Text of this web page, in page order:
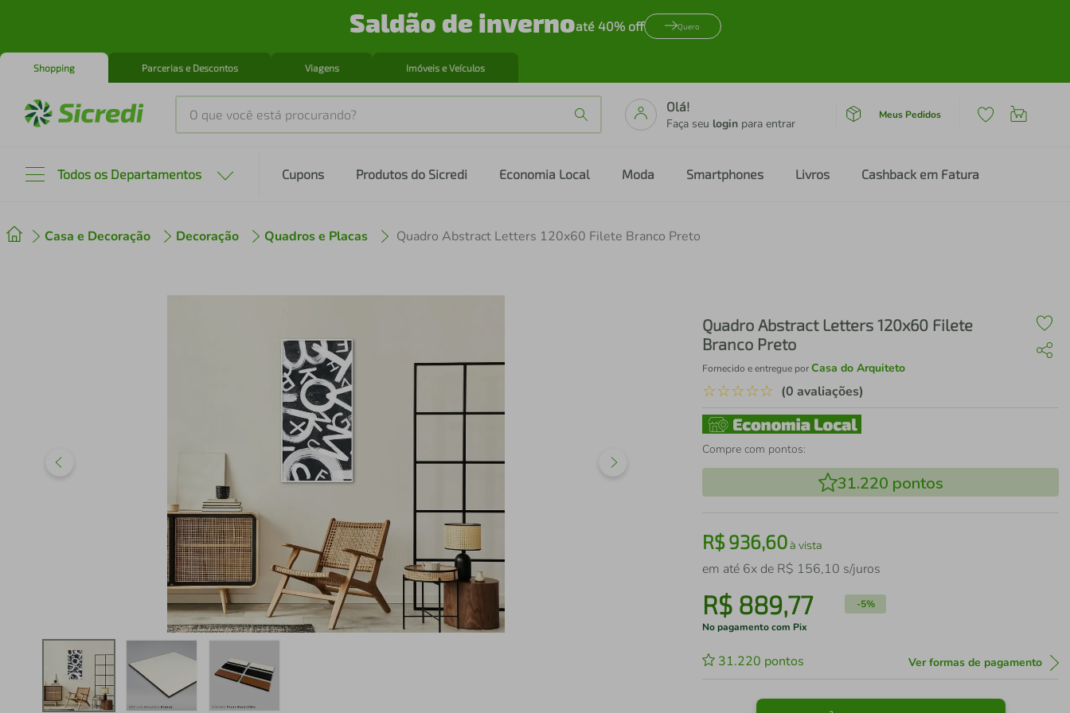
Saldão de invernoaté 40% off Quero
Shopping Parcerias e Descontos Viagens Imóveis e Veículos
O que você está procurando?
Olá!
Faça seu login para entrar
Meus Pedidos
Todos os Departamentos Cupons Produtos do Sicredi Economia Local Moda Smartphones Livros Cashback em Fatura
Casa e Decoração Decoração Quadros e Placas Quadro Abstract Letters 120x60 Filete Branco Preto
Quadro Abstract Letters 120x60 Filete
Branco Preto
Fornecido e entregue porCasa do Arquiteto
☆☆☆☆☆ (0 avaliações)
Compre com pontos:
31.220 pontos
R$936,60à vista
em até 6x de R$ 156,10 s/juros
R$ 889,77 -5%
No pagamento com Pix
31.220 pontos Ver formas de pagamento
º cafeteira